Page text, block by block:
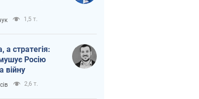
1,5 т.
а стратегія:
Росію
війну
2,6 т.